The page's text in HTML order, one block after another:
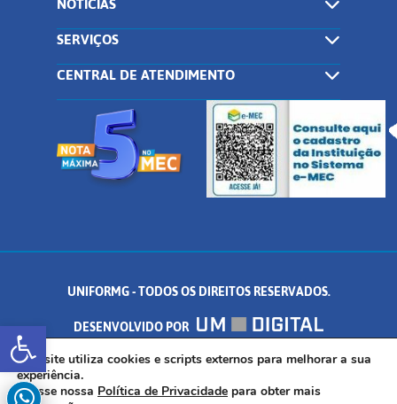
Abrir a barra de ferramentas
SERVIÇOS
CENTRAL DE ATENDIMENTO
UNIFORMG - TODOS OS DIREITOS RESERVADOS.
DESENVOLVIDO POR
AV. DR. ARNALDO DE SENNA, 328 - PALMEIRAS, FORMIGA/MG - CEP:
35.574.530
Este site utiliza cookies e scripts externos para melhorar a sua
experiência.
Acesse nossa Política de Privacidade para obter mais